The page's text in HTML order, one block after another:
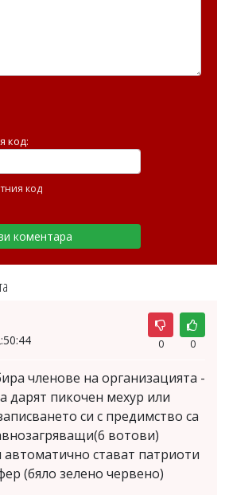
0 0
членове на организацията -
дарят пикочен мехур или
си с предимство са
вотови)
стават патриоти
(бяло зелено червено)
код:
код